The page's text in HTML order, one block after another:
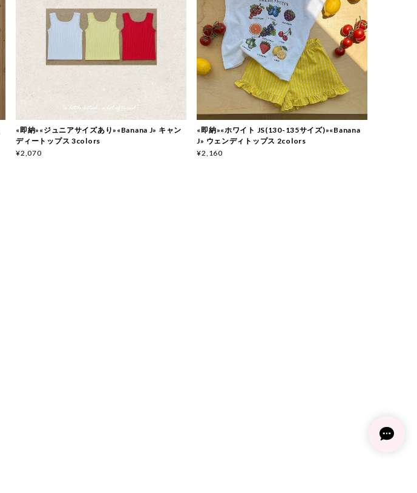
«即納»«ジュニアサイズあり»«Banana J» キャン
ディートップス 3colors
¥2,070
«即納»«ホワイト JS(130-135サイズ)»«Banana
J» ウェンディトップス 2colors
¥2,160